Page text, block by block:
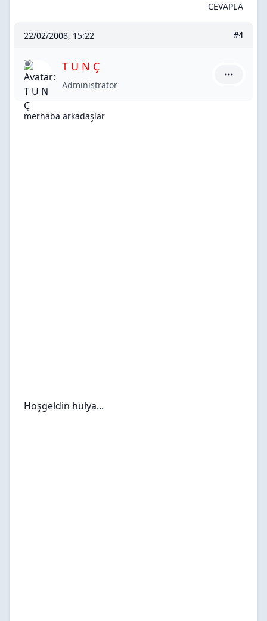
CEVAPLA
22/02/2008, 15:22 #4
T U N Ç
Administrator
merhaba arkadaşlar
Hoşgeldin hülya...